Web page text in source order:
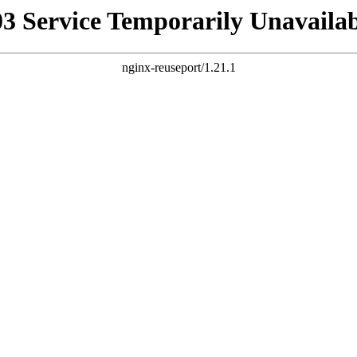
Service Temporarily
nginx-reuseport/1.21.1